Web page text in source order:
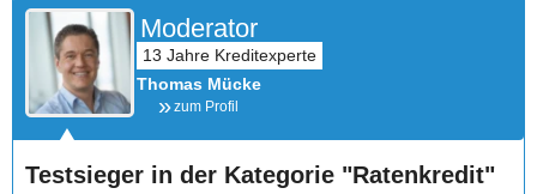
Moderator
Thomas Mücke
zum Profil
Testsieger in der Kategorie "Ratenkredit"